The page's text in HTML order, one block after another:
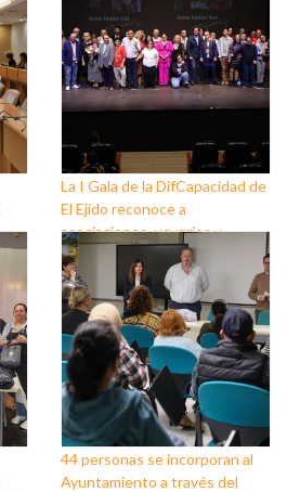
La I Gala de la DifCapacidad de
El Ejido reconoce a
asociaciones, usuarios y
personas que trabajan a favor
de este colectivo
44 personas se incorporan al
Ayuntamiento a través del